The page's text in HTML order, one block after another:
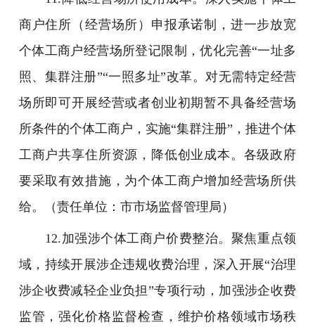
商户住所（经营场所）申报承诺制，进一步放宽
个体工商户经营场所登记限制，优化完善“一址多
照、集群注册”“一照多址”改革。对无需特定经营
场所即可开展经营或者创业初期暂不具备经营场
所条件的个体工商户，实施“集群注册”，推进个体
工商户共享住所资源，降低创业成本。各级政府
要采取有效措施，为个体工商户增加经营场所供
给。（责任单位：市市场监督管理局）
12.加强涉个体工商户价费整治。聚焦重点领
域，持续开展涉企违规收费治理，深入开展“治理
涉企收费减轻企业负担”专项行动，加强涉企收费
监管，强化价格监督检查，维护价格领域市场秩